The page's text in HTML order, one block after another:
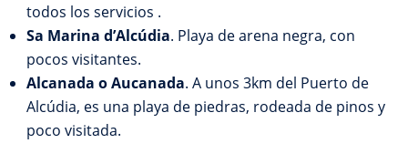
todos los servicios .
Sa Marina d’Alcúdia. Playa de arena negra, con
pocos visitantes.
Alcanada o Aucanada. A unos 3km del Puerto de
Alcúdia, es una playa de piedras, rodeada de pinos y
poco visitada.